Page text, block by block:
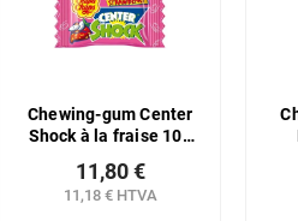
Chewing-gum Center
Shock à la fraise 100
11,18 € HTVA
11,80 €